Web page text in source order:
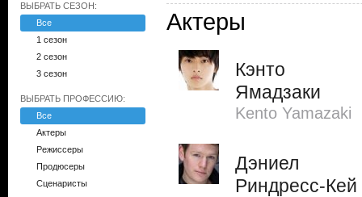
ВЫБРАТЬ СЕЗОН:
Все
1 сезон
2 сезон
3 сезон
ВЫБРАТЬ ПРОФЕССИЮ:
Все
Актеры
Режиссеры
Продюсеры
Сценаристы
Актеры
Кэнто
Ямадзаки
Kento Yamazaki
Дэниел
Риндресс-Кей